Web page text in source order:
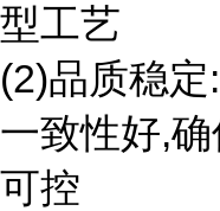
型工艺
(2)品质稳
一致性好,
可控